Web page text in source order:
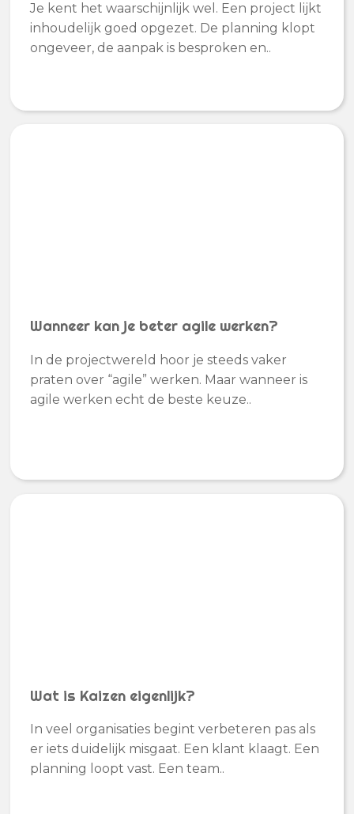
Je kent het waarschijnlijk wel. Een project lijkt
inhoudelijk goed opgezet. De planning klopt
ongeveer, de aanpak is besproken en..
Wanneer kan je beter agile werken?
In de projectwereld hoor je steeds vaker
praten over “agile” werken. Maar wanneer is
agile werken echt de beste keuze..
Wat is Kaizen eigenlijk?
In veel organisaties begint verbeteren pas als
er iets duidelijk misgaat. Een klant klaagt. Een
planning loopt vast. Een team..